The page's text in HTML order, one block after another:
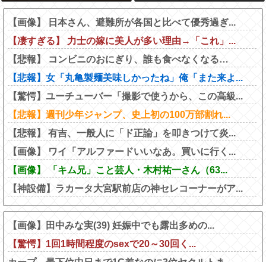
【画像】 日本さん、避難所が各国と比べて優秀過ぎ...
【凄すぎる】 力士の嫁に美人が多い理由→「これ」...
【悲報】 コンビニのおにぎり、誰も食べなくなる…
【悲報】女「丸亀製麺美味しかったね」俺「また来よ...
【驚愕】ユーチューバー「撮影で使うから、この高級...
【悲報】週刊少年ジャンプ、史上初の100万部割れ...
【悲報】 有吉、一般人に「ド正論」を叩きつけて炎...
【画像】 ワイ「アルファードいいなあ。買いに行く...
【画像】 「キム兄」こと芸人・木村祐一さん（63...
【神設備】ラカータ大宮駅前店の神セレコーナーがア...
【画像】田中みな実(39) 妊娠中でも露出多めの...
【驚愕】1回1時間程度のsexで20～30回く...